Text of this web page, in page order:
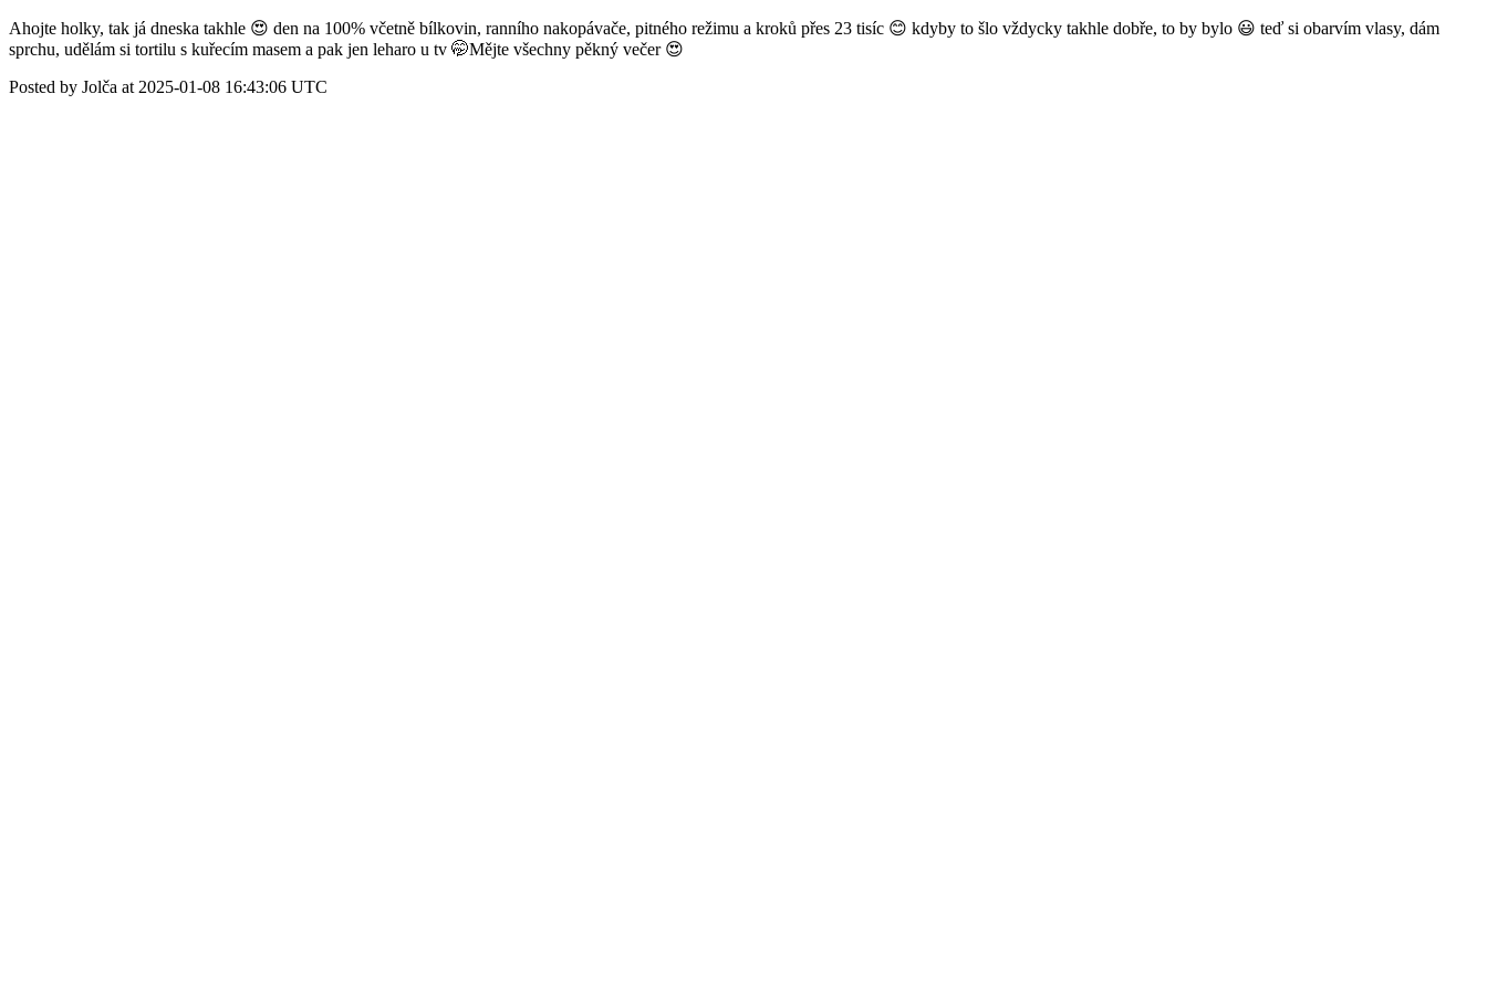
Ahojte holky, tak já dneska takhle 😍 den na 100% včetně bílkovin, ranního nakopávače, pitného režimu a kroků přes 23 tisíc 😊 kdyby to šlo vždycky takhle dobře, to by bylo 😃 teď si obarvím vlasy, dám
sprchu, udělám si tortilu s kuřecím masem a pak jen leharo u tv 🤭Mějte všechny pěkný večer 😍
Posted by Jolča at 2025-01-08 16:43:06 UTC